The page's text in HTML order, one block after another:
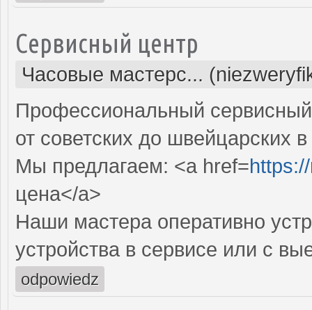
Сервисный центр
Часовые мастерс...
Профессиональный
от советских до швейцарских
Мы предлагаем: <a href=
цена</a>
Наши мастера оперативно
устройства в сервисе или с
odpowiedz